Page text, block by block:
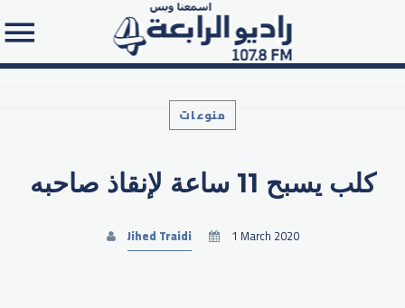
Search in the website:
منوعات
كلب يسبح 11 ساعة لإنقاذ صاحبه
Jihed Traidi 1 March 2020